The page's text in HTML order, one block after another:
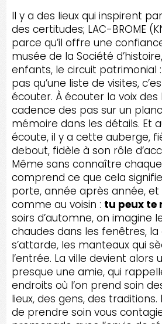
Il y a des lieux qui inspirent
des certitudes; LAC-BROME
parce qu’il offre une
musée de la Société
enfants, le circuit patrimonial
pas qu’une liste de visites,
écouter. À écouter la voix
cadence des pas sur un
mémoire dans les détails. Et
écoute, il y a cette auberge,
debout, fidèle à son rôle
Même sans connaître
comprend ce que cela
porte, année après année, et
comme au voisin : tu peux te
soirs d’automne, on imagine
chaudes dans les fenêtres,
s’attarde, les manteaux qui
l’entrée. La ville devient alors
presque une amie, qui
endroits où l’on prend soin
lieux, des gens, des
de prendre soin vous